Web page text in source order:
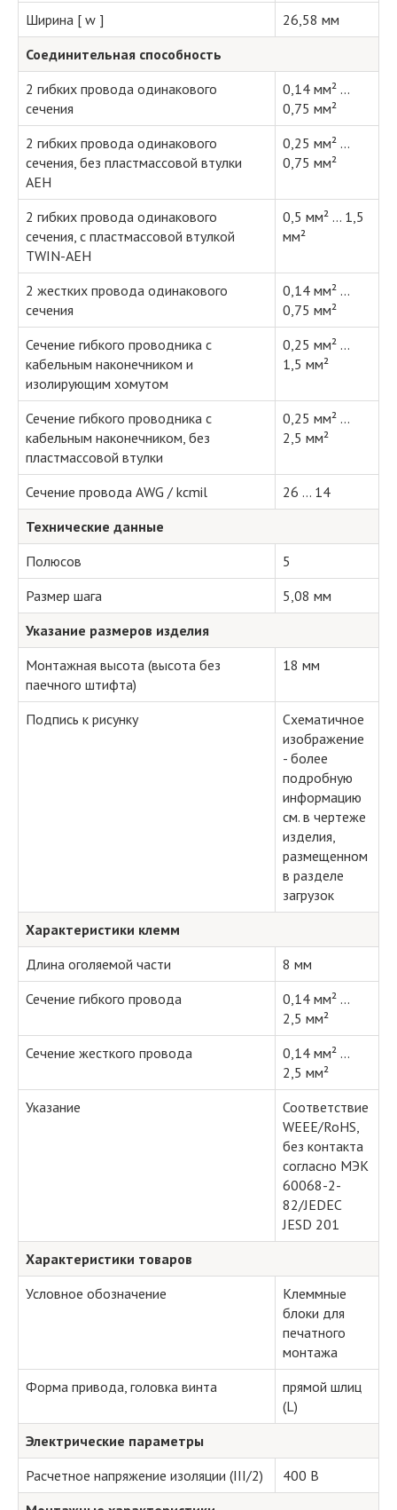
Ширина [ w ]
26,58 мм
Соединительная способность
2 гибких провода одинакового
сечения
0,14 мм² ...
0,75 мм²
2 гибких провода одинакового
сечения, без пластмассовой втулки
AEH
0,25 мм² ...
0,75 мм²
2 гибких провода одинакового
сечения, с пластмассовой втулкой
TWIN-AEH
0,5 мм² ... 1,5
мм²
2 жестких провода одинакового
сечения
0,14 мм² ...
0,75 мм²
Сечение гибкого проводника с
кабельным наконечником и
изолирующим хомутом
0,25 мм² ...
1,5 мм²
Сечение гибкого проводника с
кабельным наконечником, без
пластмассовой втулки
0,25 мм² ...
2,5 мм²
Сечение провода AWG / kcmil
26 ... 14
Технические данные
Полюсов
5
Размер шага
5,08 мм
Указание размеров изделия
Монтажная высота (высота без
паечного штифта)
18 мм
Подпись к рисунку
Схематичное
изображение
- более
подробную
информацию
см. в чертеже
изделия,
размещенном
в разделе
загрузок
Характеристики клемм
Длина оголяемой части
8 мм
Сечение гибкого провода
0,14 мм² ...
2,5 мм²
Сечение жесткого провода
0,14 мм² ...
2,5 мм²
Указание
Соответствие
WEEE/RoHS,
без контакта
согласно МЭК
60068-2-
82/JEDEC
JESD 201
Характеристики товаров
Условное обозначение
Клеммные
блоки для
печатного
монтажа
Форма привода, головка винта
прямой шлиц
(L)
Электрические параметры
Расчетное напряжение изоляции (III/2)
400 В